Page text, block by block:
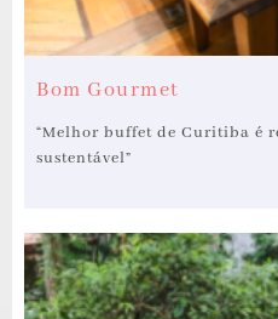
Bom Gourmet
“Melhor buffet de Curitiba é
sustentável”